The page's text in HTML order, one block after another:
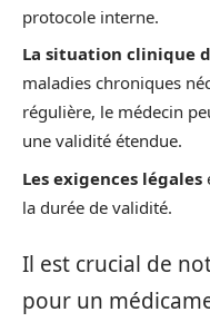
protocole interne.
La situation clinique
maladies chroniques
régulière, le médecin
une validité étendue.
Les exigences légales
la durée de validité.
Il est crucial de
pour un